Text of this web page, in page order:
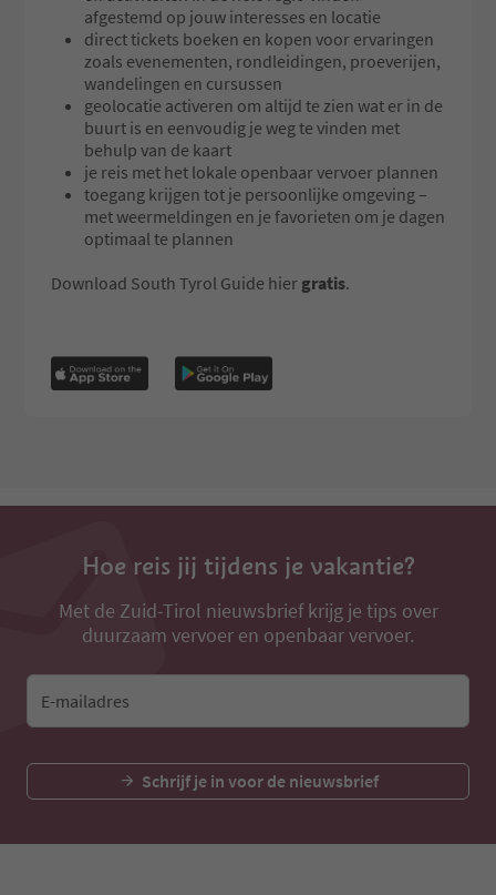
afgestemd op jouw interesses en locatie
direct tickets boeken en kopen voor ervaringen
zoals evenementen, rondleidingen, proeverijen,
wandelingen en cursussen
geolocatie activeren om altijd te zien wat er in de
buurt is en eenvoudig je weg te vinden met
behulp van de kaart
je reis met het lokale openbaar vervoer plannen
toegang krijgen tot je persoonlijke omgeving –
met weermeldingen en je favorieten om je dagen
optimaal te plannen
Download South Tyrol Guide hier gratis.
Hoe reis jij tijdens je vakantie?
Met de Zuid-Tirol nieuwsbrief krijg je tips over
duurzaam vervoer en openbaar vervoer.
E-mailadres
Schrijf je in voor de nieuwsbrief